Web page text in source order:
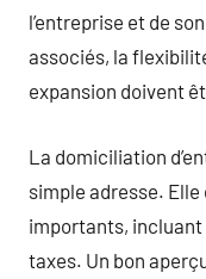
l’entreprise et de
associés, la
expansion doivent
La domiciliation
simple adresse.
importants, incluant
taxes. Un bon